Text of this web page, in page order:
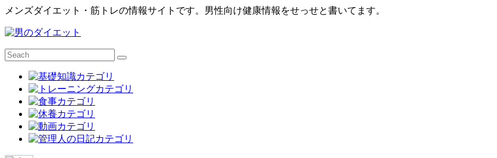
メンズダイエット・筋トレの情報サイトです。男性向け健康情報をせっせと書いてます。